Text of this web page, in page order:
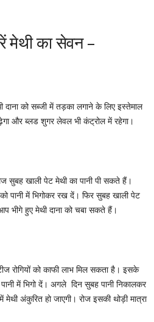
मेथी का सेवन –
को सब्जी में तड़का लगाने के लिए इस्तेमाल
और ब्लड शुगर लेवल भी कंट्रोल में रहेगा।
सुबह खाली पेट मेथी का पानी पी सकते हैं।
पानी में भिगोकर रख दें। फिर सुबह खाली पेट
भीगे हुए मेथी दाना को चबा सकते हैं।
रोगियों को काफी लाभ मिल सकता है। इसके
में भिगो दें। अगले दिन सुबह पानी निकालकर
अंकुरित हो जाएगी। रोज इसकी थोड़ी मात्रा